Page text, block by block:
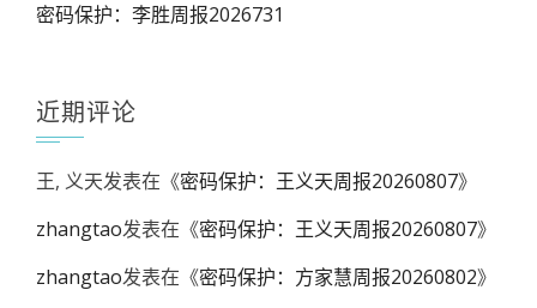
密码保护：李胜周报2026731
近期评论
王, 义天发表在《密码保护：王义天周报20260807》
zhangtao发表在《密码保护：王义天周报20260807》
zhangtao发表在《密码保护：方家慧周报20260802》